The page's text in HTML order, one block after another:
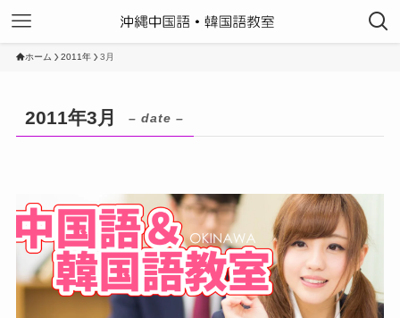
ホーム 2011年 3月
2011年3月 – date –